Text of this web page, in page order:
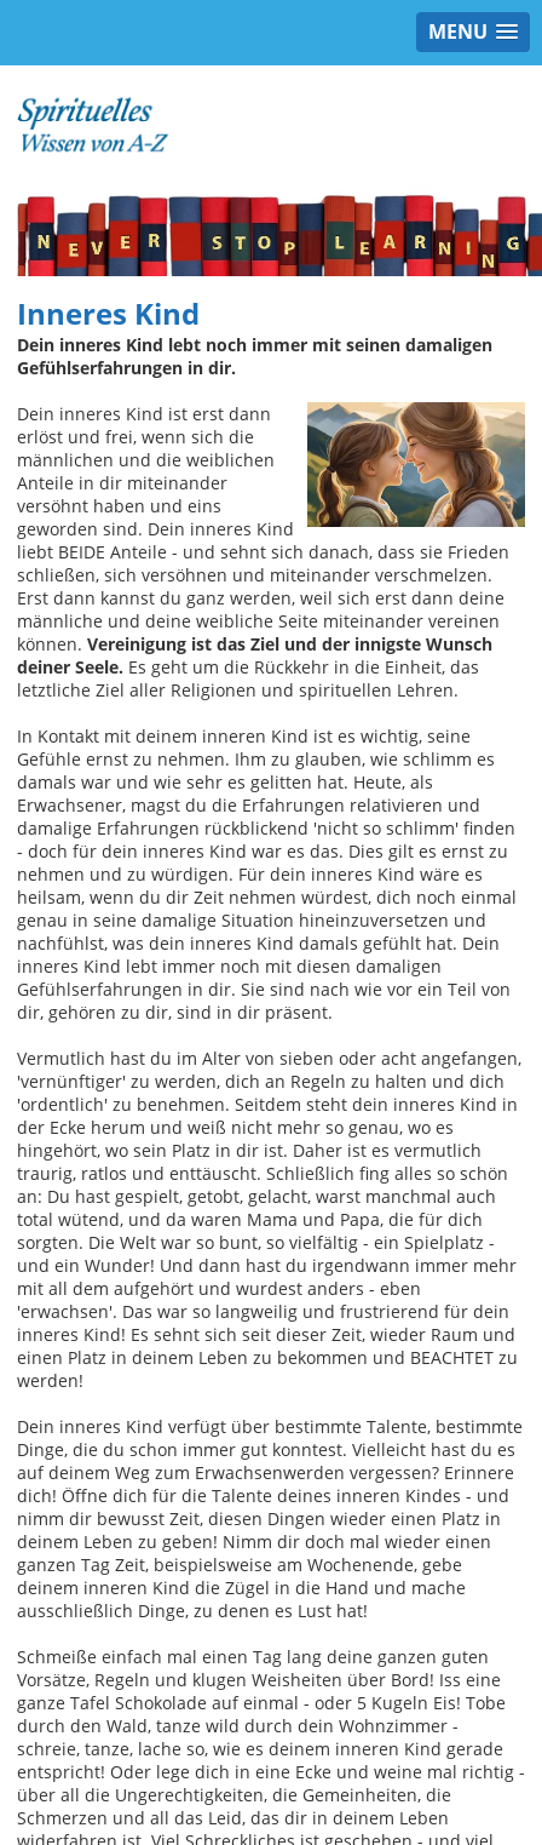
MENU
Inneres Kind
Dein inneres Kind lebt noch immer mit seinen damaligen
Gefühlserfahrungen in dir.
Dein inneres Kind ist erst dann
erlöst und frei, wenn sich die
männlichen und die weiblichen
Anteile in dir miteinander
versöhnt haben und eins
geworden sind. Dein inneres Kind
liebt BEIDE Anteile - und sehnt sich danach, dass sie Frieden
schließen, sich versöhnen und miteinander verschmelzen.
Erst dann kannst du ganz werden, weil sich erst dann deine
männliche und deine weibliche Seite miteinander vereinen
können. Vereinigung ist das Ziel und der innigste Wunsch
deiner Seele. Es geht um die Rückkehr in die Einheit, das
letztliche Ziel aller Religionen und spirituellen Lehren.
In Kontakt mit deinem inneren Kind ist es wichtig, seine
Gefühle ernst zu nehmen. Ihm zu glauben, wie schlimm es
damals war und wie sehr es gelitten hat. Heute, als
Erwachsener, magst du die Erfahrungen relativieren und
damalige Erfahrungen rückblickend 'nicht so schlimm' finden
- doch für dein inneres Kind war es das. Dies gilt es ernst zu
nehmen und zu würdigen. Für dein inneres Kind wäre es
heilsam, wenn du dir Zeit nehmen würdest, dich noch einmal
genau in seine damalige Situation hineinzuversetzen und
nachfühlst, was dein inneres Kind damals gefühlt hat. Dein
inneres Kind lebt immer noch mit diesen damaligen
Gefühlserfahrungen in dir. Sie sind nach wie vor ein Teil von
dir, gehören zu dir, sind in dir präsent.
Vermutlich hast du im Alter von sieben oder acht angefangen,
'vernünftiger' zu werden, dich an Regeln zu halten und dich
'ordentlich' zu benehmen. Seitdem steht dein inneres Kind in
der Ecke herum und weiß nicht mehr so genau, wo es
hingehört, wo sein Platz in dir ist. Daher ist es vermutlich
traurig, ratlos und enttäuscht. Schließlich fing alles so schön
an: Du hast gespielt, getobt, gelacht, warst manchmal auch
total wütend, und da waren Mama und Papa, die für dich
sorgten. Die Welt war so bunt, so vielfältig - ein Spielplatz -
und ein Wunder! Und dann hast du irgendwann immer mehr
mit all dem aufgehört und wurdest anders - eben
'erwachsen'. Das war so langweilig und frustrierend für dein
inneres Kind! Es sehnt sich seit dieser Zeit, wieder Raum und
einen Platz in deinem Leben zu bekommen und BEACHTET zu
werden!
Dein inneres Kind verfügt über bestimmte Talente, bestimmte
Dinge, die du schon immer gut konntest. Vielleicht hast du es
auf deinem Weg zum Erwachsenwerden vergessen? Erinnere
dich! Öffne dich für die Talente deines inneren Kindes - und
nimm dir bewusst Zeit, diesen Dingen wieder einen Platz in
deinem Leben zu geben! Nimm dir doch mal wieder einen
ganzen Tag Zeit, beispielsweise am Wochenende, gebe
deinem inneren Kind die Zügel in die Hand und mache
ausschließlich Dinge, zu denen es Lust hat!
Schmeiße einfach mal einen Tag lang deine ganzen guten
Vorsätze, Regeln und klugen Weisheiten über Bord! Iss eine
ganze Tafel Schokolade auf einmal - oder 5 Kugeln Eis! Tobe
durch den Wald, tanze wild durch dein Wohnzimmer -
schreie, tanze, lache so, wie es deinem inneren Kind gerade
entspricht! Oder lege dich in eine Ecke und weine mal richtig -
über all die Ungerechtigkeiten, die Gemeinheiten, die
Schmerzen und all das Leid, das dir in deinem Leben